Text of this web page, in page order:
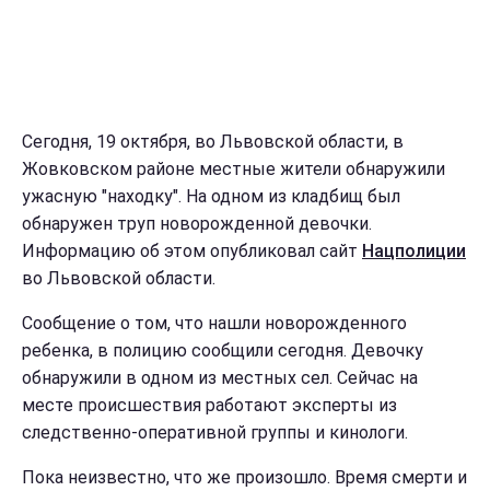
Сегодня, 19 октября, во Львовской области, в
Жовковском районе местные жители обнаружили
ужасную "находку". На одном из кладбищ был
обнаружен труп новорожденной девочки.
Информацию об этом опубликовал сайт Нацполиции
во Львовской области.
Сообщение о том, что нашли новорожденного
ребенка, в полицию сообщили сегодня. Девочку
обнаружили в одном из местных сел. Сейчас на
месте происшествия работают эксперты из
следственно-оперативной группы и кинологи.
Пока неизвестно, что же произошло. Время смерти и